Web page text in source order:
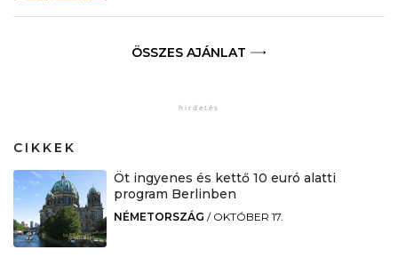
ÖSSZES AJÁNLAT
CIKKEK
Öt ingyenes és kettő 10 euró alatti
program Berlinben
NÉMETORSZÁG / OKTÓBER 17.